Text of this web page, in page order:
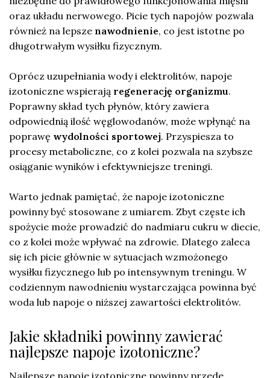
oraz układu nerwowego. Picie tych napojów pozwala
również na lepsze nawodnienie, co jest istotne po
długotrwałym wysiłku fizycznym.
Oprócz uzupełniania wody i elektrolitów, napoje
izotoniczne wspierają regenerację organizmu.
Poprawny skład tych płynów, który zawiera
odpowiednią ilość węglowodanów, może wpłynąć na
poprawę wydolności sportowej. Przyspiesza to
procesy metaboliczne, co z kolei pozwala na szybsze
osiąganie wyników i efektywniejsze treningi.
Warto jednak pamiętać, że napoje izotoniczne
powinny być stosowane z umiarem. Zbyt częste ich
spożycie może prowadzić do nadmiaru cukru w diecie,
co z kolei może wpływać na zdrowie. Dlatego zaleca
się ich picie głównie w sytuacjach wzmożonego
wysiłku fizycznego lub po intensywnym treningu. W
codziennym nawodnieniu wystarczająca powinna być
woda lub napoje o niższej zawartości elektrolitów.
Jakie składniki powinny zawierać
najlepsze napoje izotoniczne?
Najlepsze napoje izotoniczne powinny przede